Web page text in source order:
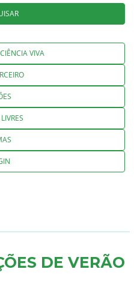
VIVA
DE VERÃO